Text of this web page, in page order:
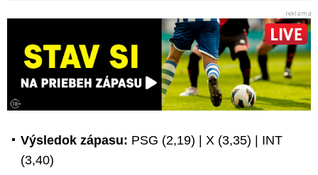
Výsledok zápasu: PSG (2,19) | X (3,35) | INT
(3,40)